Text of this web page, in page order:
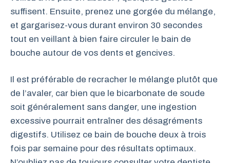
suffisent. Ensuite, prenez une gorgée du mélange,
et gargarisez-vous durant environ 30 secondes
tout en veillant à bien faire circuler le bain de
bouche autour de vos dents et gencives.
Il est préférable de recracher le mélange plutôt que
de l’avaler, car bien que le bicarbonate de soude
soit généralement sans danger, une ingestion
excessive pourrait entraîner des désagréments
digestifs. Utilisez ce bain de bouche deux à trois
fois par semaine pour des résultats optimaux.